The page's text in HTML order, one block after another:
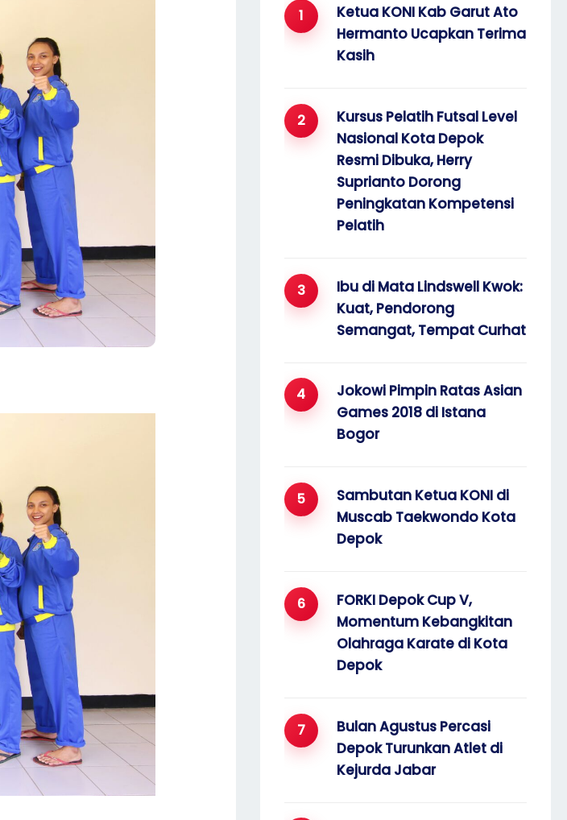
o
Ketua KONI Kab Garut Ato
Hermanto Ucapkan Terima
Kasih
Kursus Pelatih Futsal Level
Nasional Kota Depok
Resmi Dibuka, Herry
Suprianto Dorong
Peningkatan Kompetensi
Pelatih
Ibu di Mata Lindswell Kwok:
Kuat, Pendorong
Semangat, Tempat Curhat
Jokowi Pimpin Ratas Asian
Games 2018 di Istana
Bogor
Sambutan Ketua KONI di
Muscab Taekwondo Kota
Depok
FORKI Depok Cup V,
Momentum Kebangkitan
Olahraga Karate di Kota
Depok
Bulan Agustus Percasi
Depok Turunkan Atlet di
Kejurda Jabar